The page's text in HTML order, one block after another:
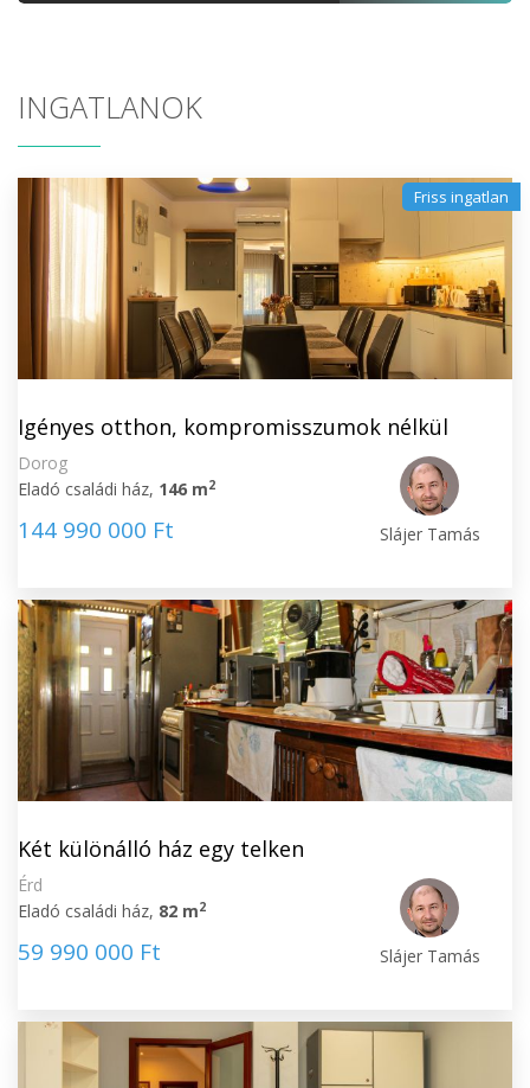
INGATLANOK
Friss ingatlan
Igényes otthon, kompromisszumok nélkül
Dorog
Eladó családi ház, 146 m2
144 990 000 Ft Slájer Tamás
Két különálló ház egy telken
Érd
Eladó családi ház, 82 m2
59 990 000 Ft Slájer Tamás